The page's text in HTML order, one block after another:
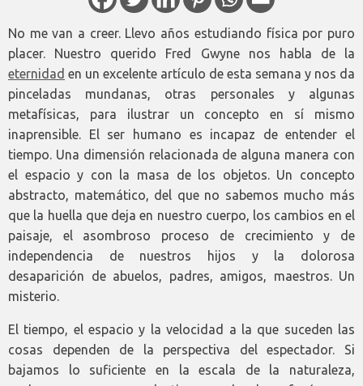
No me van a creer. Llevo años estudiando física por puro
placer. Nuestro querido Fred Gwyne nos habla de la
eternidad en un excelente artículo de esta semana y nos da
pinceladas mundanas, otras personales y algunas
metafísicas, para ilustrar un concepto en sí mismo
inaprensible. El ser humano es incapaz de entender el
tiempo. Una dimensión relacionada de alguna manera con
el espacio y con la masa de los objetos. Un concepto
abstracto, matemático, del que no sabemos mucho más
que la huella que deja en nuestro cuerpo, los cambios en el
paisaje, el asombroso proceso de crecimiento y de
independencia de nuestros hijos y la dolorosa
desaparición de abuelos, padres, amigos, maestros. Un
misterio.
El tiempo, el espacio y la velocidad a la que suceden las
cosas dependen de la perspectiva del espectador. Si
bajamos lo suficiente en la escala de la naturaleza,